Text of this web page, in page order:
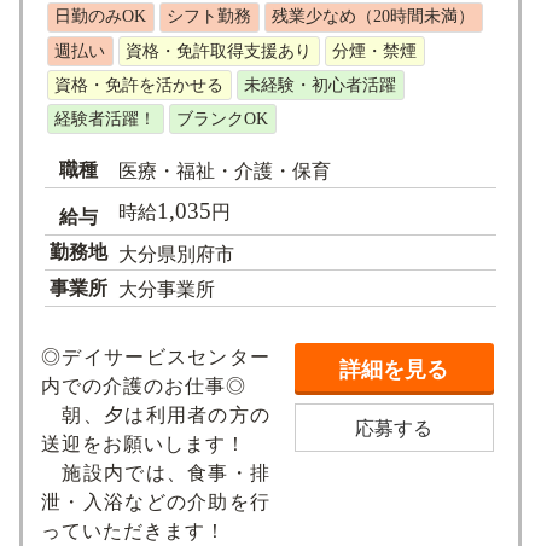
日勤のみOK シフト勤務
残業少なめ（20時間未満）
週払い
資格・免許取得支援あり
分煙・禁煙
資格・免許を活かせる
未経験・初心者活躍
経験者活躍！
ブランクOK
職種 医療・福祉・介護・保育
給与 時給1,035円
勤務地 大分県別府市
事業所 大分事業所
◎デイサービスセンター
内での介護のお仕事◎
朝、夕は利用者の方の
送迎をお願いします！
施設内では、食事・排
泄・入浴などの介助を行
っていただきます！
詳細を見る
応募する